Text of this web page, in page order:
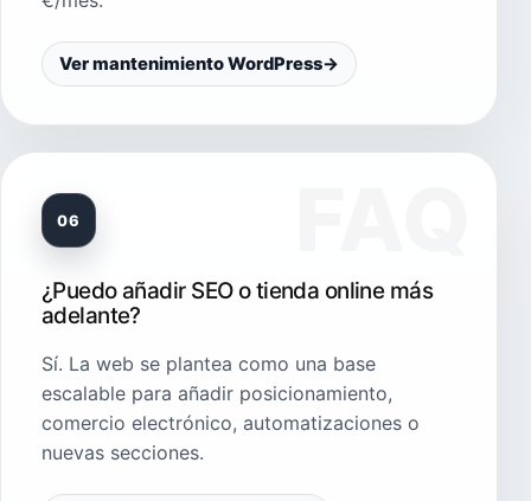
Ver mantenimiento WordPress→
06
¿Puedo añadir SEO o tienda online más
adelante?
Sí. La web se plantea como una base
escalable para añadir posicionamiento,
comercio electrónico, automatizaciones o
nuevas secciones.